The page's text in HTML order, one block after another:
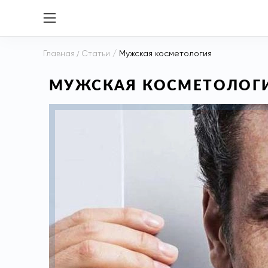
Главная / Статьи / Мужская косметология
МУЖСКАЯ